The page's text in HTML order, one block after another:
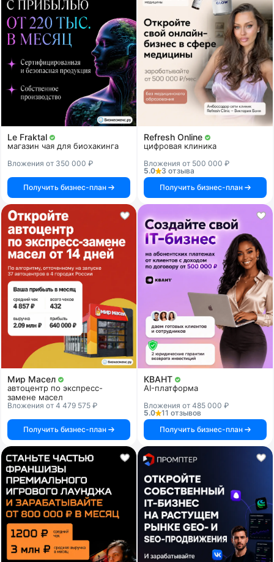
Le Fraktal
магазин чая для биохакинга
Вложения от 350 000 ₽
Получить бизнес-план
Refresh Online
цифровая клиника
Вложения от 500 000 ₽
5.0
3 отзыва
Получить бизнес-план
Мир Масел
автоцентр по экспресс-
замене масел
Вложения от 4 479 575 ₽
Получить бизнес-план
КВАНТ
AI-платформа
Вложения от 485 000 ₽
5.0
11 отзывов
Получить бизнес-план